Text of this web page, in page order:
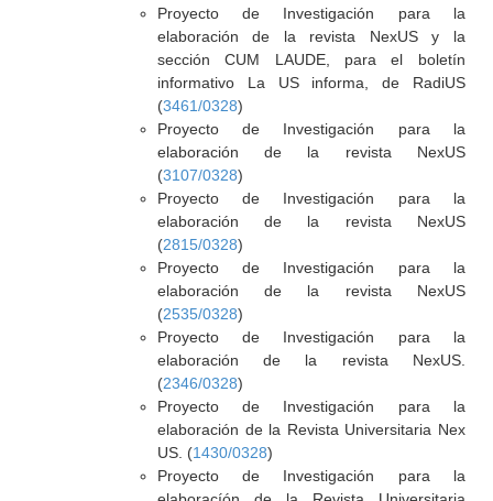
Proyecto de Investigación para la
elaboración de la revista NexUS y la
sección CUM LAUDE, para el boletín
informativo La US informa, de RadiUS
(3461/0328)
Proyecto de Investigación para la
elaboración de la revista NexUS
(3107/0328)
Proyecto de Investigación para la
elaboración de la revista NexUS
(2815/0328)
Proyecto de Investigación para la
elaboración de la revista NexUS
(2535/0328)
Proyecto de Investigación para la
elaboración de la revista NexUS.
(2346/0328)
Proyecto de Investigación para la
elaboración de la Revista Universitaria Nex
US. (1430/0328)
Proyecto de Investigación para la